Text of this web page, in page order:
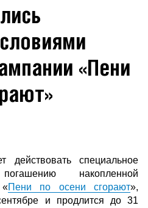
«Пени
действовать специальное
накопленной
«Пени по осени сгорают»,
и продлится до 31